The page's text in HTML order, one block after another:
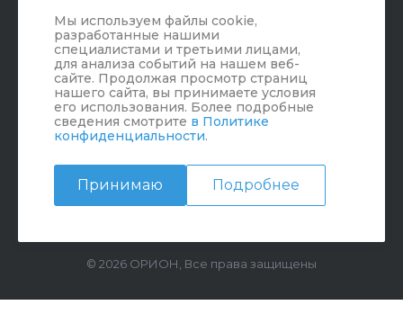
Мы используем файлы cookie,
разработанные нашими
специалистами и третьими лицами,
для анализа событий на нашем веб-
сайте. Продолжая просмотр страниц
нашего сайта, вы принимаете условия
его использования. Более подробные
сведения смотрите в Политике
конфиденциальности.
Принимаю Подробнее
г. Юрюзань, ул. Пролетарская, 101
© 2026 ОРИОН, Все права защищены